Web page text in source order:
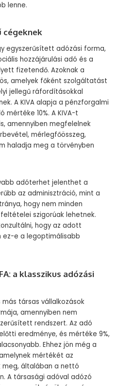
lenne.
cégeknek
egyszerűsített adózási forma,
hozzájárulási adó és a
fizetendő. Azoknak a
amelyek főként szolgáltatást
jellegű ráfordításokkal
A KIVA alapja a pénzforgalmi
mértéke 10%. A KIVA-t
amennyiben megfelelnek
mérlegfőösszeg,
haladja meg a törvényben
adóterhet jelenthet a
az adminisztráció, mint a
hogy nem minden
szigorúak lehetnek.
hogy az adott
ez-e a legoptimálisabb
a klasszikus adózási
társas vállalkozások
amennyiben nem
rendszert. Az adó
eredménye, és mértéke 9%,
Ehhez jön még a
mértékét az
meg, általában a nettó
A társasági adóval adózó